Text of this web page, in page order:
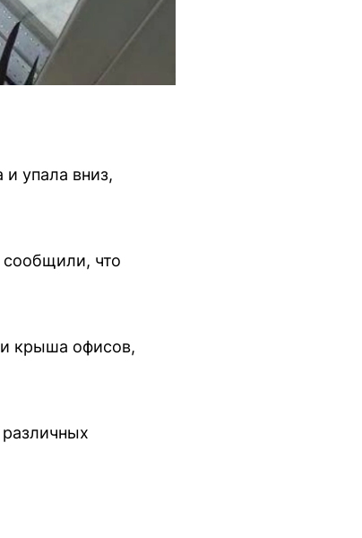
упала вниз,
что
крыша офисов,